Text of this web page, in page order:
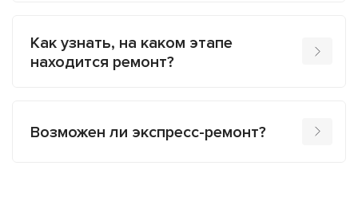
Как узнать, на каком этапе
находится ремонт?
Возможен ли экспресс-ремонт?